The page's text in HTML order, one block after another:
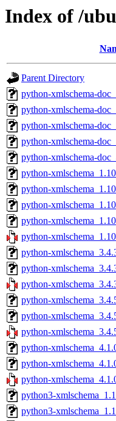
Index of /
Parent Directory
python-xmlschema-
python-xmlschema-
python-xmlschema-
python-xmlschema-
python-xmlschema-
python-
python-
python-
python-
python-
python-
python-
python-
python-
python-
python-
python-
python-
python-
python3-
python3-